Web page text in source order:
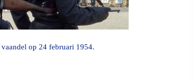
op 24 februari 1954.